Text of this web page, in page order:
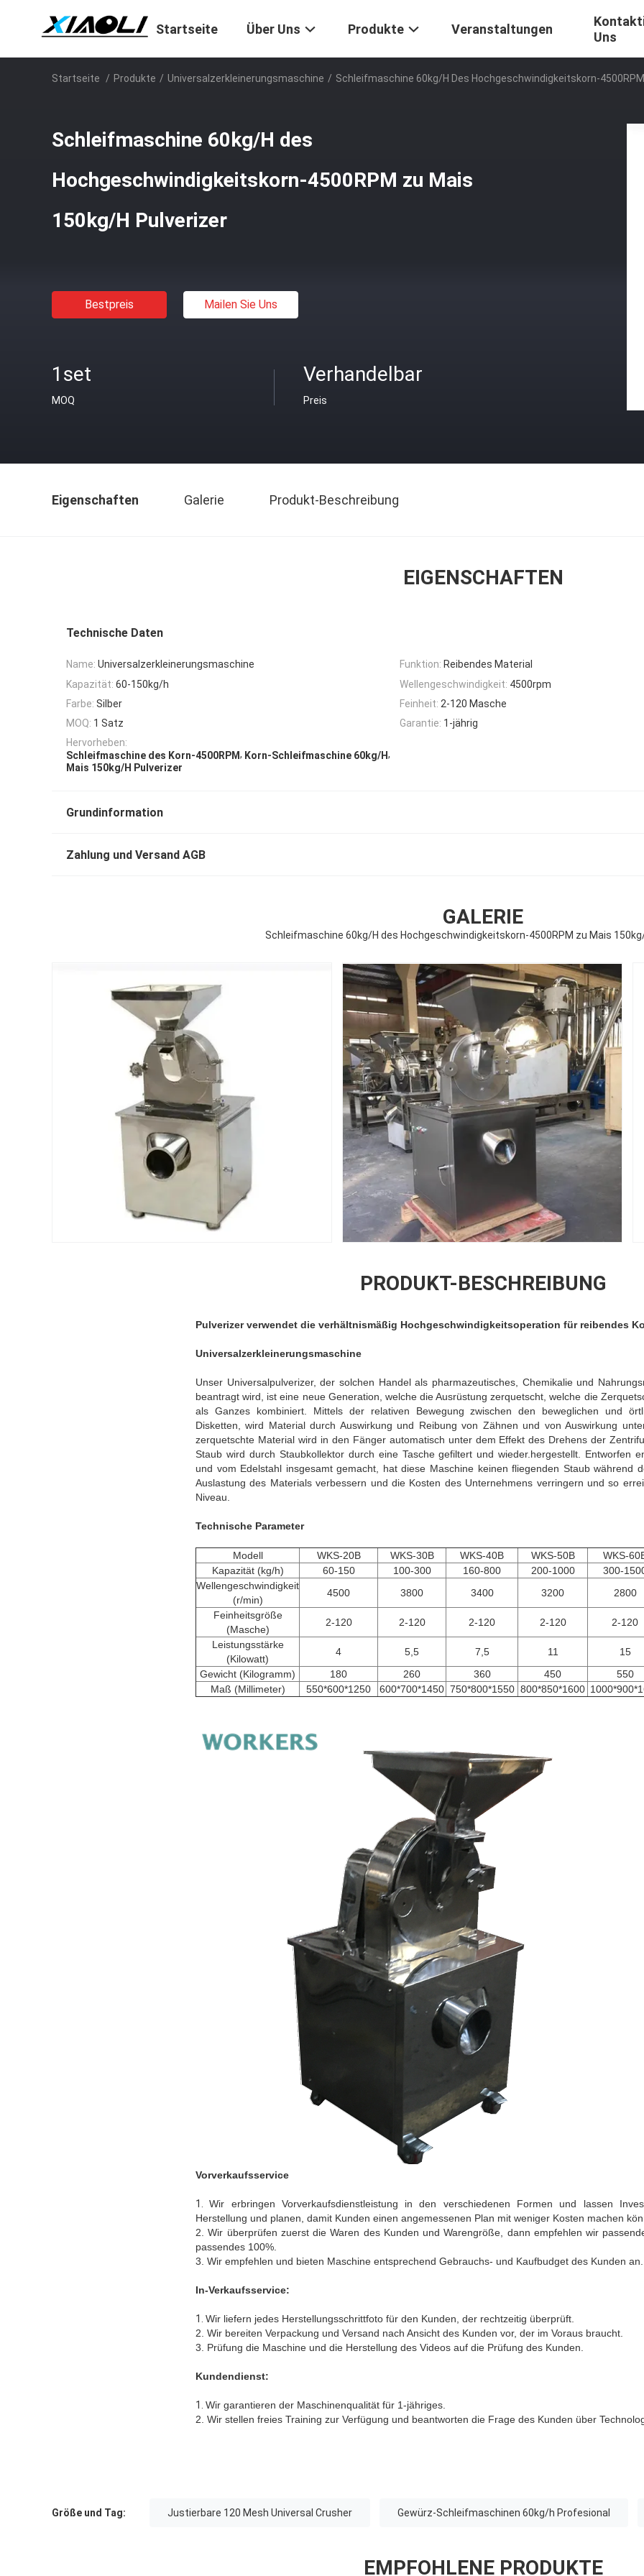
Startseite Über Uns Produkte Veranstaltungen
Uns
Startseite / Produkte / Universalzerkleinerungsmaschine / Schleifmaschine 60kg/H Des Hochgeschwindigkeitskorn-
Schleifmaschine 60kg/H des
Hochgeschwindigkeitskorn-4500RPM zu Mais
150kg/H Pulverizer
Bestpreis Mailen Sie Uns
1set
MOQ
Verhandelbar
Preis
Eigenschaften Galerie Produkt-Beschreibung
EIGENSCHAFTEN
Technische Daten
Name: Universalzerkleinerungsmaschine Funktion: Reibendes Material
Kapazität: 60-150kg/h Wellengeschwindigkeit: 4500rpm
Farbe: Silber Feinheit: 2-120 Masche
MOQ: 1 Satz Garantie: 1-jährig
Hervorheben:
Schleifmaschine des Korn-4500RPM, Korn-Schleifmaschine 60kg/H,
Mais 150kg/H Pulverizer
Grundinformation
Zahlung und Versand AGB
GALERIE
Schleifmaschine 60kg/H des Hochgeschwindigkeitskorn-4500RPM zu Mais
PRODUKT-BESCHREIBUNG
Pulverizer verwendet die verhältnismäßig Hochgeschwindigkeitsoperation für reibendes
Universalzerkleinerungsmaschine
Unser Universalpulverizer, der solchen Handel als pharmazeutisches, Chemikalie und
beantragt wird, ist eine neue Generation, welche die Ausrüstung zerquetscht, welche die
als Ganzes kombiniert. Mittels der relativen Bewegung zwischen den beweglichen und
Disketten, wird Material durch Auswirkung und Reibung von Zähnen und von Auswirkung
zerquetschte Material wird in den Fänger automatisch unter dem Effekt des Drehens der
Staub wird durch Staubkollektor durch eine Tasche gefiltert und wieder.hergestellt. Entworfen
und vom Edelstahl insgesamt gemacht, hat diese Maschine keinen fliegenden Staub während
Auslastung des Materials verbessern und die Kosten des Unternehmens verringern und so
Niveau.
Technische Parameter
Modell WKS-20B WKS-30B WKS-40B WKS-50B
WKS-
Kapazität (kg/h)
60-150 100-300 160-800 200-1000
300-
Wellengeschwindigkeit
(r/min)
4500 3800 3400 3200
2800
Feinheitsgröße
(Masche)
2-120 2-120 2-120 2-120
2-120
Leistungsstärke
(Kilowatt)
4 5,5 7,5 11
15
Gewicht (Kilogramm)
180 260 360 450
550
Maß (Millimeter)
550*600*1250 600*700*1450 750*800*1550 800*850*1600
Vorverkaufsservice
1.Wir erbringen Vorverkaufsdienstleistung in den verschiedenen Formen und lassen
Herstellung und planen, damit Kunden einen angemessenen Plan mit weniger Kosten machen
2. Wir überprüfen zuerst die Waren des Kunden und Warengröße, dann empfehlen wir
passendes 100%.
3. Wir empfehlen und bieten Maschine entsprechend Gebrauchs- und Kaufbudget des Kunden an.
In-Verkaufsservice:
1. Wir liefern jedes Herstellungsschrittfoto für den Kunden, der rechtzeitig überprüft.
2. Wir bereiten Verpackung und Versand nach Ansicht des Kunden vor, der im Voraus braucht.
3. Prüfung die Maschine und die Herstellung des Videos auf die Prüfung des Kunden.
Kundendienst:
1. Wir garantieren der Maschinenqualität für 1-jähriges.
2. Wir stellen freies Training zur Verfügung und beantworten die Frage des Kunden über
Größe und Tag: Justierbare 120 Mesh Universal Crusher Gewürz-Schleifmaschinen 60kg/h Profesional
EMPFOHLENE PRODUKTE